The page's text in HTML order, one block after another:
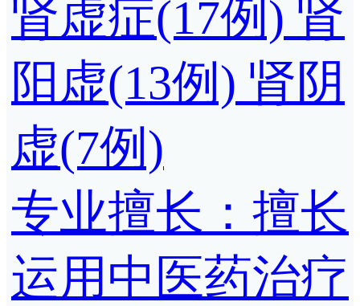
肾虚症(17例) 肾
阳虚(13例) 肾阴
虚(7例)
专业擅长：擅长
运用中医药治疗